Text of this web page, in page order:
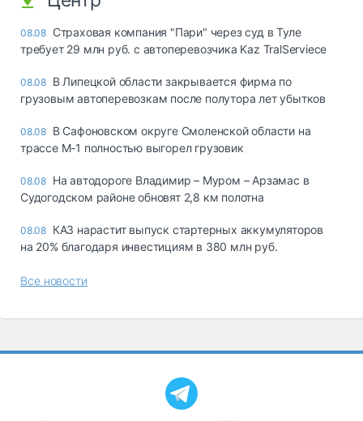
08.08 Страховая компания "Пари" через суд в Туле
требует 29 млн руб. с автоперевозчика Kaz TralServiece
08.08 В Липецкой области закрывается фирма по
грузовым автоперевозкам после полутора лет убытков
08.08 В Сафоновском округе Смоленской области на
трассе М-1 полностью выгорел грузовик
08.08 На автодороге Владимир – Муром – Арзамас в
Судогодском районе обновят 2,8 км полотна
08.08 КАЗ нарастит выпуск стартерных аккумуляторов
на 20% благодаря инвестициям в 380 млн руб.
Все новости